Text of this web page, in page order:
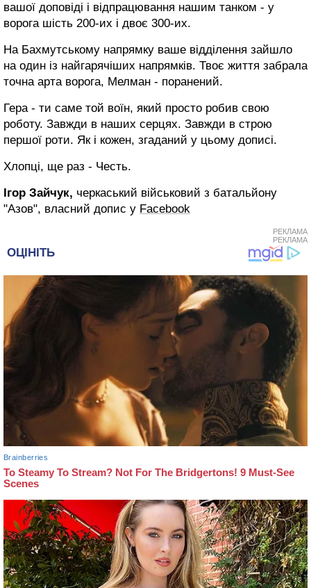
вашої доповіді і відпрацювання нашим танком - у
ворога шість 200-их і двоє 300-их.
На Бахмутському напрямку ваше відділення зайшло
на один із найгарячіших напрямків. Твоє життя забрала
точна арта ворога, Мелман - поранений.
Гера - ти саме той воїн, який просто робив свою
роботу. Завжди в наших серцях. Завжди в строю
першої роти. Як і кожен, згаданий у цьому дописі.
Хлопці, ще раз - Честь.
Ігор Зайчук, черкаський військовий з батальйону
"Азов", власний допис у Facebook
РЕКЛАМА
РЕКЛАМА